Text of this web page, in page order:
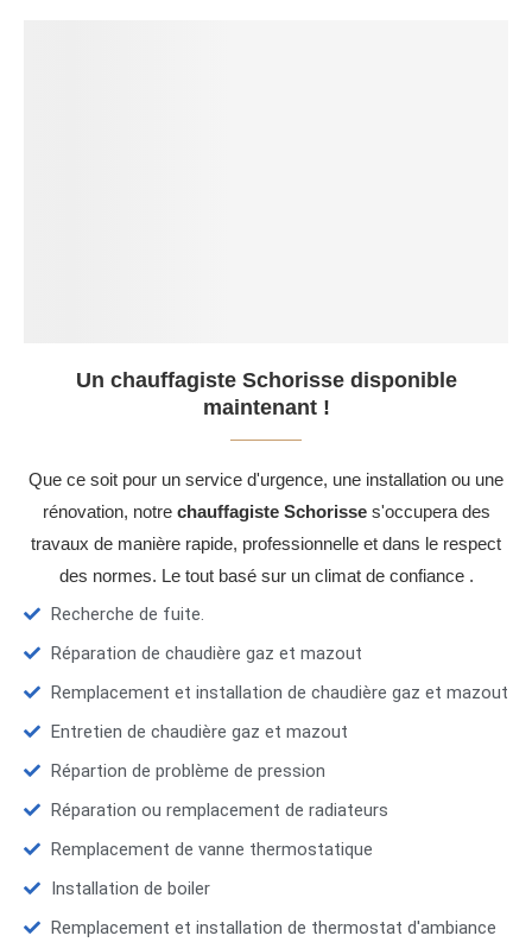
Un chauffagiste Schorisse disponible
maintenant !
Que ce soit pour un service d'urgence, une installation ou une
rénovation, notre chauffagiste Schorisses'occupera des
travaux de manière rapide, professionnelle et dans le respect
des normes. Le tout basé sur un climat de confiance .
Recherche de fuite.
Réparation de chaudière gaz et mazout
Remplacement et installation de chaudière gaz et mazout
Entretien de chaudière gaz et mazout
Répartion de problème de pression
Réparation ou remplacement de radiateurs
Remplacement de vanne thermostatique
Installation de boiler
Remplacement et installation de thermostat d'ambiance